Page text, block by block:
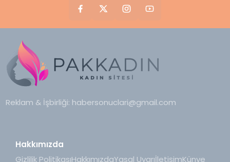
Reklam & İşbirliği: habersonuclari@gmail.com
Hakkımızda
Gizlilik PolitikasıHakkımızdaYasal UyarıİletişimKünye